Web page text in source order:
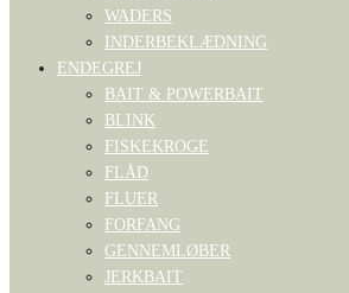
WADERS
INDERBEKLÆDNING
ENDEGREJ
BAIT & POWERBAIT
BLINK
FISKEKROGE
FLÅD
FLUER
FORFANG
GENNEMLØBER
JERKBAIT